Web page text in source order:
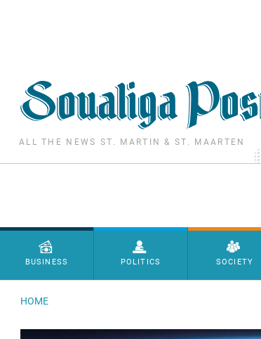
ALL THE NEWS ST. MARTIN & ST. MAARTEN
Menu principal
BUSINESS POLITICS SOCIETY
HOME